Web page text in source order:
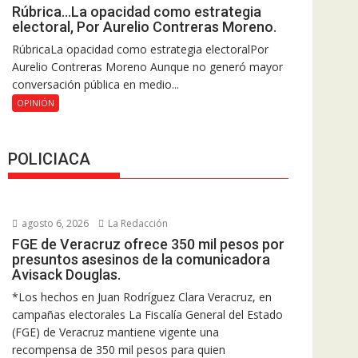
Rúbrica…La opacidad como estrategia
electoral, Por Aurelio Contreras Moreno.
RúbricaLa opacidad como estrategia electoralPor
Aurelio Contreras Moreno Aunque no generó mayor
conversación pública en medio...
OPINIÓN
POLICIACA
agosto 6, 2026 La Redacción
FGE de Veracruz ofrece 350 mil pesos por
presuntos asesinos de la comunicadora
Avisack Douglas.
*Los hechos en Juan Rodríguez Clara Veracruz, en
campañas electorales La Fiscalía General del Estado
(FGE) de Veracruz mantiene vigente una
recompensa de 350 mil pesos para quien